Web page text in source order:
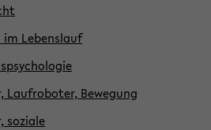
im Lebenslauf
Laufroboter, Bewegung
soziale